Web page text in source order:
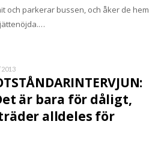
och parkerar bussen, och åker de hem
är bara för dåligt,
alldeles för